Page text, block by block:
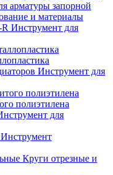
арматуры запорной
и материалы
Инструмент для
Инструмент для
полиэтилена
для
Инструмент
Круги отрезные и